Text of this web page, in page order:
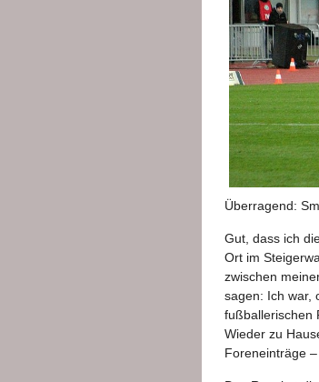
Überragend:
Gut, dass ich
Ort im
zwischen
sagen: Ich war,
fußballerischen
Wieder zu
Foreneinträge